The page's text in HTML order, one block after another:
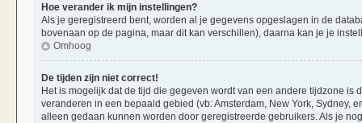
Hoe verander ik mijn instellingen?
Als je geregistreerd bent, worden al je gegevens opgeslagen in de
bovenaan op de pagina, maar dit kan verschillen), daarna kan je je
Omhoog
De tijden zijn niet correct!
Het is mogelijk dat de tijd die gegeven wordt van een andere tijdzone
veranderen in een bepaald gebied (vb: Amsterdam, New York, Sydney,
alleen gedaan kunnen worden door geregistreerde gebruikers. Als je